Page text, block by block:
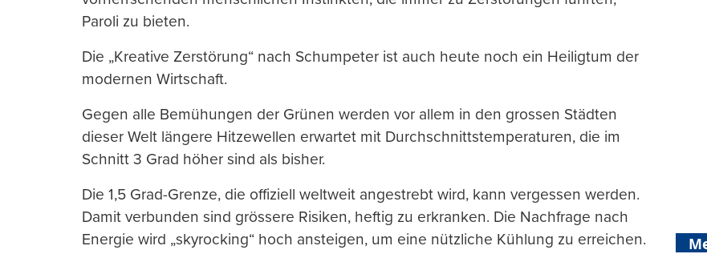
Paroli zu bieten.
Die „Kreative Zerstörung“ nach Schumpeter ist auch heute noch ein Heiligtum der
modernen Wirtschaft.
Gegen alle Bemühungen der Grünen werden vor allem in den grossen Städten
dieser Welt längere Hitzewellen erwartet mit Durchschnittstemperaturen, die im
Schnitt 3 Grad höher sind als bisher.
Die 1,5 Grad-Grenze, die offiziell weltweit angestrebt wird, kann vergessen werden.
Damit verbunden sind grössere Risiken, heftig zu erkranken. Die Nachfrage nach
Energie wird „skyrocking“ hoch ansteigen, um eine nützliche Kühlung zu erreichen.